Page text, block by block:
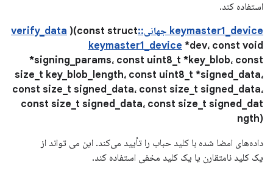
استفاده کند.
keymaster1_device جهانی::verify_data
)(const struct
keymaster1_device *dev، const void
*signing_params، const uint8_t *key_blob، const
size_t key_blob_length، const uint8_t *signed_data،
const size_t signed_data، const size_t signed_data،
const size_t signed_data، const size_t signed_dat
ngth)
داده‌های امضا شده با کلید حباب را تأیید می‌کند. این می تواند از
یک کلید نامتقارن یا یک کلید مخفی استفاده کند.